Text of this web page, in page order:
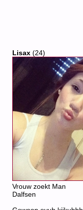
Lisax (24)
Vrouw zoekt Man
Dalfsen